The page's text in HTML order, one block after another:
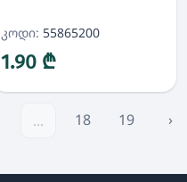
კოდი: 55865200
1.90 ₾
... 18 19 ›